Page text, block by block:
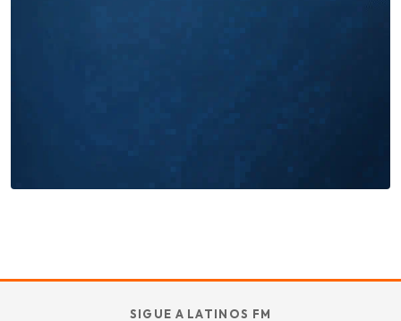
TU SABOR
SIGUE A LATINOS FM